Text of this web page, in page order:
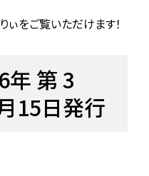
ぃをご覧いただけます！
年 第 3
日発行